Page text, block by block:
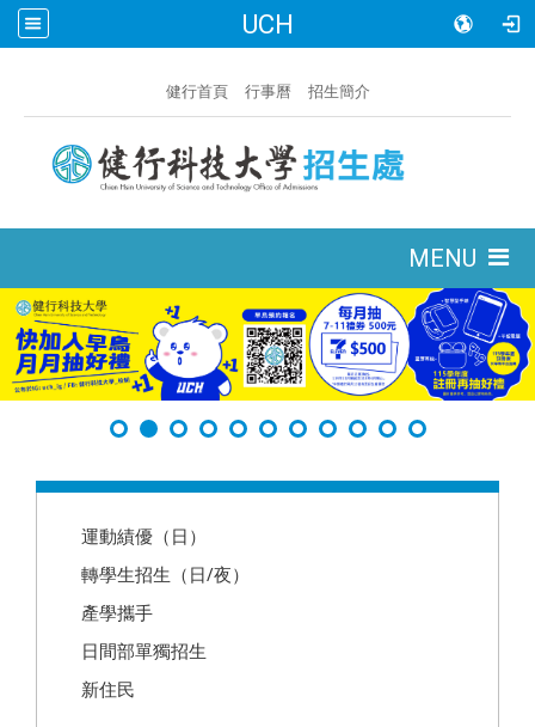
UCH
健行首頁 行事曆 招生簡介
MENU
運動績優（日）
轉學生招生（日/夜）
產學攜手
日間部單獨招生
新住民